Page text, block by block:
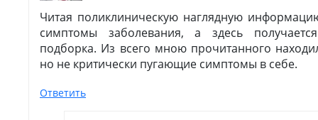
Читая поликлиническую наглядную
симптомы заболевания, а здесь
подборка. Из всего мною прочитанного
но не критически пугающие симптомы в себе.
Ответить